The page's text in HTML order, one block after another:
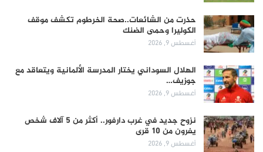
حذرت من الشائعات..صحة الخرطوم تكشف موقف
الكوليرا وحمى الضنك
أغسطس 9, 2026
الهلال السوداني يختار المدرسة الألمانية ويتعاقد مع
جوزيف…
أغسطس 9, 2026
نزوح جديد في غرب دارفور.. أكثر من 5 آلاف شخص
يفرون من 10 قرى
أغسطس 9, 2026